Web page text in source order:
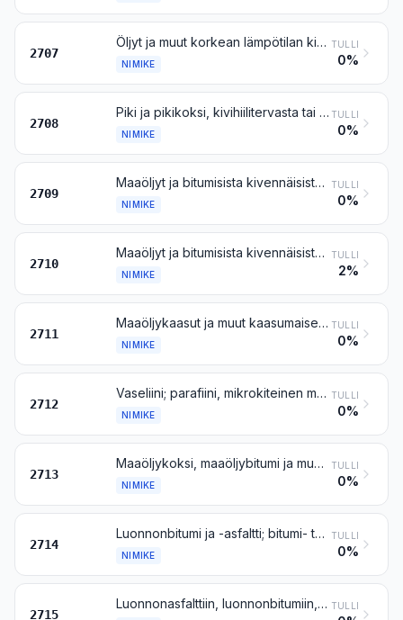
2707
Öljyt ja muut korkean lämpötilan kivihiilitervan tislaustuotteet; niiden kaltaiset tuotteet, joissa aromaattisten aineosien paino on suurempi kuin muiden kuin aromaattisten aineosien paino
NIMIKE
TULLI
0%
2708
Piki ja pikikoksi, kivihiilitervasta tai muusta kivennäistervasta saatu
NIMIKE
TULLI
0%
2709
Maaöljyt ja bitumisista kivennäisistä saadut öljyt, raa'at
NIMIKE
TULLI
0%
2710
Maaöljyt ja bitumisista kivennäisistä saadut öljyt, muut kuin raa'at; muualle kuulumattomat valmisteet, joissa on perusaineosana maaöljyjä tai bitumisista kivennäisistä saatuja öljyjä vähintään 70 painoprosenttia; jäteöljyt
NIMIKE
TULLI
2%
2711
Maaöljykaasut ja muut kaasumaiset hiilivedyt
NIMIKE
TULLI
0%
2712
Vaseliini; parafiini, mikrokiteinen maaöljyvaha, puristettu parafiini (slack wax), otsokeriitti, ruskohiilivaha, turvevaha ja muut kivennäisvahat sekä niiden kaltaiset synteettisesti tai muulla menetelmällä valmistetut tuotteet, myös värjätyt
NIMIKE
TULLI
0%
2713
Maaöljykoksi, maaöljybitumi ja muut maaöljyjen tai bitumisista kivennäisistä saatujen öljyjen jätetuotteet
NIMIKE
TULLI
0%
2714
Luonnonbitumi ja -asfaltti; bitumi- tai öljyliuske ja bitumipitoinen hiekka; asfaltiitit ja asfalttikivi
NIMIKE
TULLI
0%
2715
Luonnonasfalttiin, luonnonbitumiin, maaöljybitumiin, kivennäistervaan tai kivennäistervapikeen perustuvat bitumiset seokset (esim. bitumimastiksi ja ”cut-backs”) TULLI